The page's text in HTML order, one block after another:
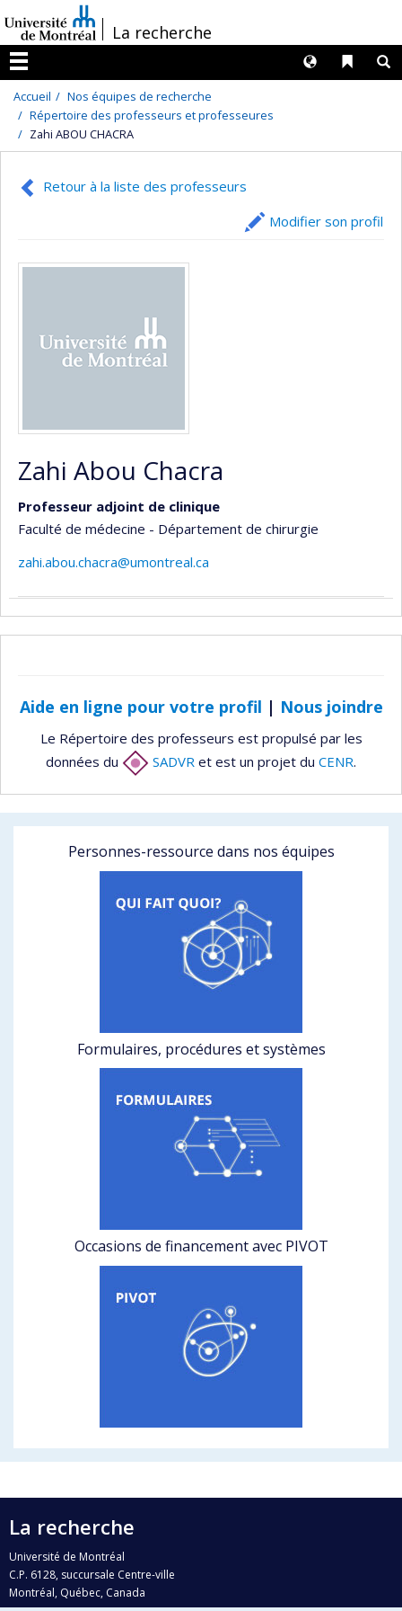
au
contenu
/La recherche
Menu
Liens
Langues
Accueil
Nos équipes de recherche
Répertoire des professeurs et professeures
Zahi ABOU CHACRA
Retour à la liste des professeurs
Modifier son profil
Zahi Abou Chacra
Professeur adjoint de clinique
Faculté de médecine - Département de chirurgie
zahi.abou.chacra@umontreal.ca
Aide en ligne pour votre profil | Nous joindre
Le Répertoire des professeurs est propulsé par les
données du
SADVR et est un projet du CENR.
Personnes-ressource dans nos équipes
Formulaires, procédures et systèmes
Occasions de financement avec PIVOT
La recherche
Université de Montréal
C.P. 6128, succursale Centre-ville
Montréal, Québec, Canada